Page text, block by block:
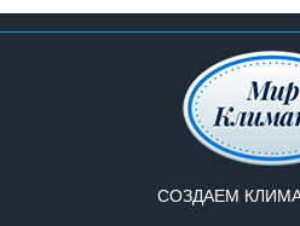
СОЗДАЕМ